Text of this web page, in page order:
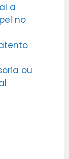
a
no
ou